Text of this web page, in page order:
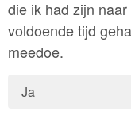
die ik had zijn
voldoende tijd
meedoe.
Ja